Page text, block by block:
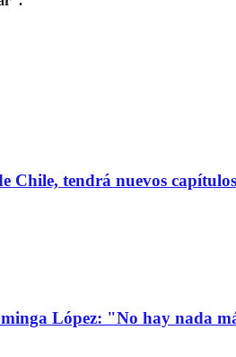
Chile, tendrá nuevos
López: "No hay nada